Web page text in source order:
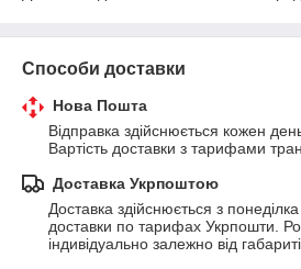
Способи доставки
Нова Пошта
Відправка здійснюється кожен
Вартість доставки з тарифами
Доставка Укрпоштою
Доставка здійснюється з
доставки по тарифах Укрпошти.
індивідуально залежно від